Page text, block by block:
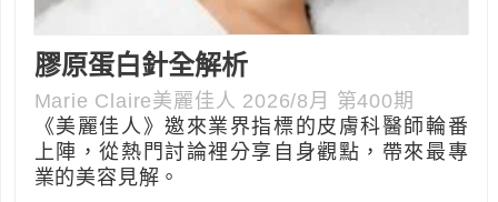
膠原蛋白針全解析
Marie Claire美麗佳人 2026/8月 第400期
《美麗佳人》邀來業界指標的皮膚科醫師輪番
上陣，從熱門討論裡分享自身觀點，帶來最專
業的美容見解。